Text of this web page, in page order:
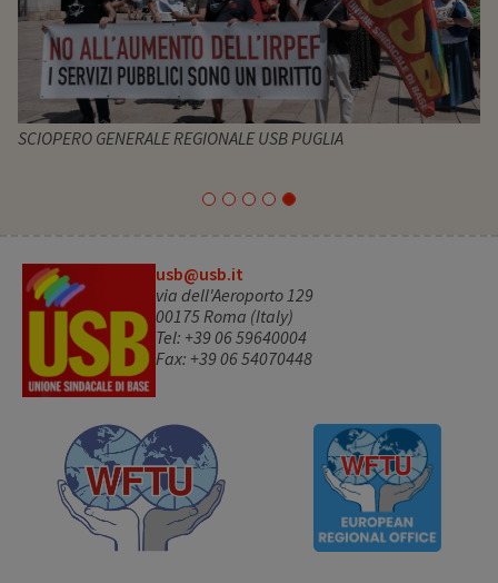
SCIOPERO GENERALE REGIONALE USB PUGLIA
usb@usb.it
via dell'Aeroporto 129
00175 Roma (Italy)
Tel: +39 06 59640004
Fax: +39 06 54070448